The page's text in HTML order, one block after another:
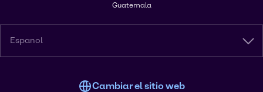
Guatemala
Espanol
Cambiar el sitio web